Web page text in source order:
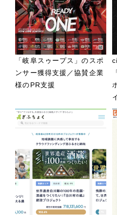
「岐阜スゥープス」のスポ
ンサー獲得支援／協賛企業
様のPR支援